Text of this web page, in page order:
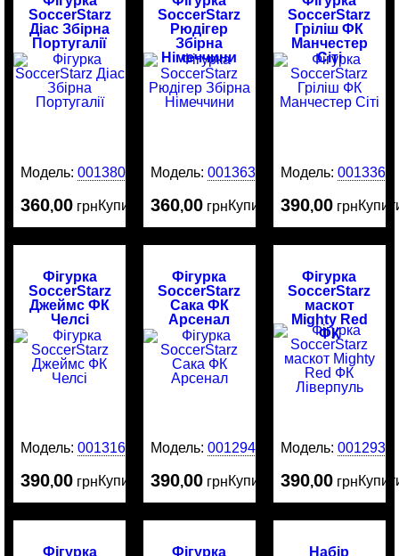
SoccerStarz
Діас Збірна
Португалії
Модель:0013801
360,00 грнКупити
SoccerStarz
Рюдігер
Збірна
Німеччини
Модель:0013635
360,00 грнКупити
SoccerStarz
Гріліш ФК
Манчестер
Сіті
Модель: 0013369
390,00 грн
Фігурка
SoccerStarz
Джеймс ФК
Челсі
Модель:0013161
390,00 грнКупити
Фігурка
SoccerStarz
Сака ФК
Арсенал
Модель:0012942
390,00 грнКупити
Фігурка
SoccerStarz
маскот
Mighty Red
ФК
Ліверпуль
Модель: 0012938
390,00 грн
Фігурка
Фігурка
Набір